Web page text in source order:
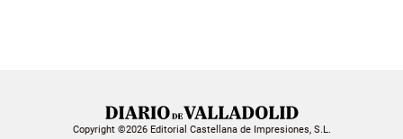
Copyright ©2026 Editorial Castellana de Impresiones, S.L.